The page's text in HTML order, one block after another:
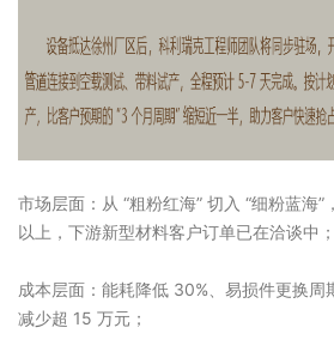
市场层面：从 “粗粉红海” 切入 “细粉蓝海
以上，下游新型材料客户订单已在洽谈中；
成本层面：能耗降低 30%、易损件更换周
减少超 15 万元；